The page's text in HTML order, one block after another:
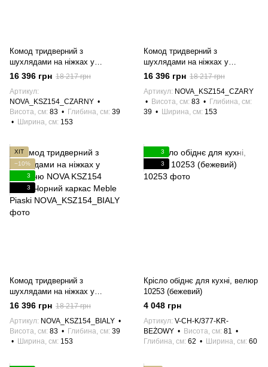
Комод тридверний з
шухлядами на ніжках у
вітальню NOVA KSZ154
Чорний/Чорний каркас Meble
Piaski
16 396 грн 18 217 грн
Артикул
NOVA_KSZ154_CZARNY
Висота, см 83 Глибина, см 39
Ширина, см 153
Комод тридверний з
шухлядами на ніжках у
вітальню NOVA KSZ154 Сірий/
Чорний каркас Meble Piaski
16 396 грн 18 217 грн
Артикул
NOVA_KSZ154_CZARY
Висота, см 83
Глибина, см
39
Ширина, см 153
ХІТ
−10%
3
3
Комод тридверний з
шухлядами на ніжках у
вітальню NOVA KSZ154 Білий/
Чорний каркас Meble Piaski
16 396 грн 18 217 грн
Артикул
NOVA_KSZ154_BIALY
Висота, см 83 Глибина, см 39
Ширина, см 153
3
3
Крісло обіднє для кухні, велюр
10253 (бежевий)
4 048 грн
Артикул V-CH-K/377-KR-
BEŻOWY
Висота, см 81
Глибина, см 62 Ширина, см 60